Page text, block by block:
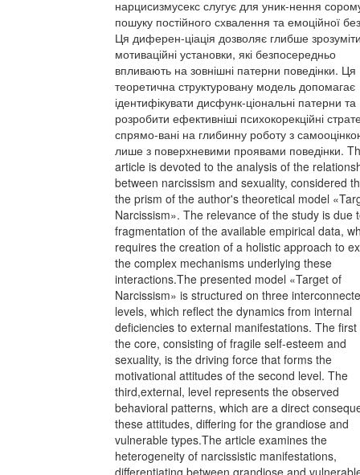
нарцисизмусекс слугує для уник-нення
пошуку постійного схвалення та емоційної
Ця диферен-ціація дозволяє глибше
мотиваційні установки, які безпосередньо
впливають на зовнішні патерни поведінки. Ця
теоретична структуровану модель допомагає
ідентифікувати дисфунк-ціональні патерни та
розробити ефективніші психокорекційні
спрямо-вані на глибинну роботу з
лише з поверхневими проявами поведінки.
article is devoted to the analysis of the
between narcissism and sexuality, considered
the prism of the author's theoretical model
Narcissism». The relevance of the study is due
fragmentation of the available empirical data,
requires the creation of a holistic approach to
the complex mechanisms underlying these
interactions.The presented model «Target of
Narcissism» is structured on three
levels, which reflect the dynamics from internal
deficiencies to external manifestations. The first
the core, consisting of fragile self-esteem and
sexuality, is the driving force that forms the
motivational attitudes of the second level. The
third,external, level represents the observed
behavioral patterns, which are a direct
these attitudes, differing for the grandiose and
vulnerable types.The article examines the
heterogeneity of narcissistic manifestations,
differentiating between grandiose and